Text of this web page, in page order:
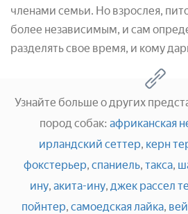
членами семьи. Но взрослея,
более независимым, и сам
разделять свое время, и кому
Узнайте больше о других
пород собак: африканская
ирландский сеттер, керн
фокстерьер, спаниель, такса,
ину, акита-ину, джек рассел
пойнтер, самоедская лайка,